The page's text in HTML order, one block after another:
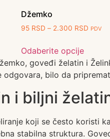
Džemko
95 RSD – 2.300 RSD PDV
Odaberite opcije
goveđi želatin i
bilo da
i biljni
koji se često koristi
stabilna struktura.